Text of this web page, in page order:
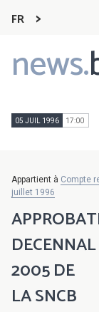
FR
news.
Main
navigation
05 JUIL 1996 17:00
Appartient à Compte
juillet 1996
2005 DE
LA SNCB